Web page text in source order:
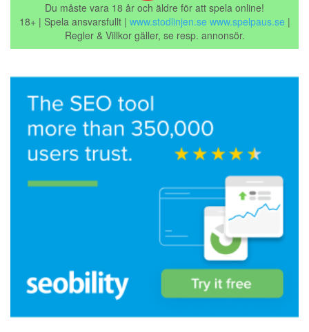
Du måste vara 18 år och äldre för att spela online!
18+ | Spela ansvarsfullt | www.stodlinjen.se www.spelpaus.se |
Regler & Villkor gäller, se resp. annonsör.